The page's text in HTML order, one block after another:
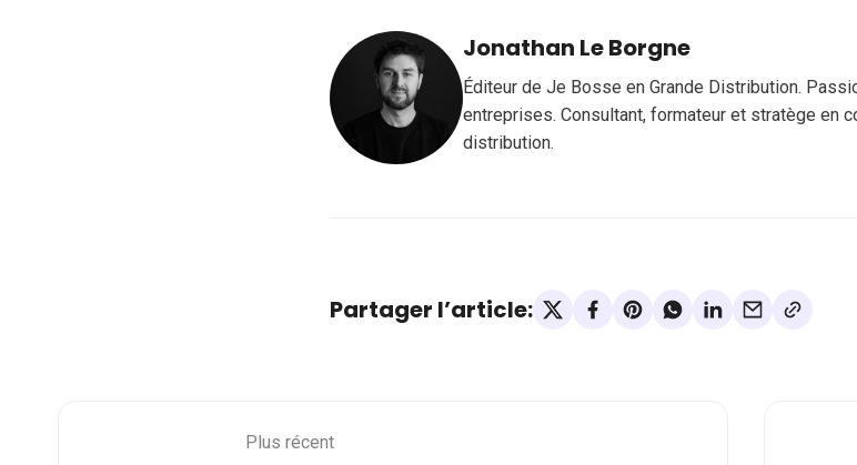
Jonathan Le Borgne
Éditeur de Je Bosse en Grande Distribution.
entreprises. Consultant, formateur et stratège en
distribution.
Partager l’article:
Plus récent